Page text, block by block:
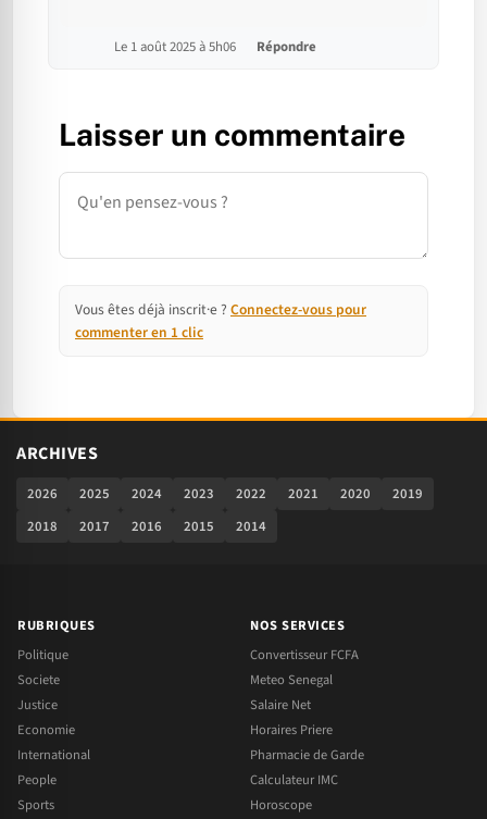
Le 1 août 2025 à 5h06 Répondre
Laisser un commentaire
Commentaire
Vous êtes déjà inscrit·e ? Connectez-vous pour
commenter en 1 clic
ARCHIVES
2026 2025 2024 2023 2022 2021 2020
2019
2018
2017 2016 2015 2014
RUBRIQUES
Politique
Societe
Justice
Economie
International
People
Sports
NOS SERVICES
Convertisseur FCFA
Meteo Senegal
Salaire Net
Horaires Priere
Pharmacie de Garde
Calculateur IMC
Horoscope